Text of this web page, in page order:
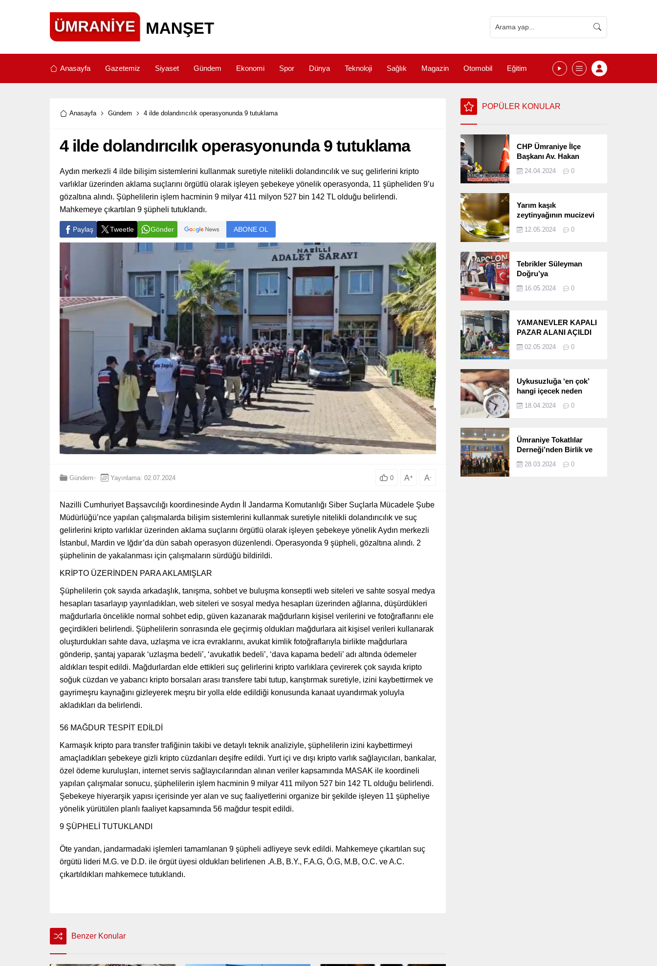
Anasayfa Gazetemiz Siyaset Gündem Ekonomi Spor Dünya Teknoloji Sağlık Magazin Otomobil Eğitim
Anasayfa Gündem 4 ilde dolandırıcılık operasyonunda 9 tutuklama
4 ilde dolandırıcılık operasyonunda 9 tutuklama
Aydın merkezli 4 ilde bilişim sistemlerini kullanmak suretiyle nitelikli dolandırıcılık ve suç gelirlerini kripto
varlıklar üzerinden aklama suçlarını örgütlü olarak işleyen şebekeye yönelik operasyonda, 11 şüpheliden 9’u
gözaltına alındı. Şüphelilerin işlem hacminin 9 milyar 411 milyon 527 bin 142 TL olduğu belirlendi.
Mahkemeye çıkartılan 9 şüpheli tutuklandı.
Paylaş Tweetle Gönder ABONE OL
Gündem Yayınlama: 02.07.2024 0 A+ A-
Nazilli Cumhuriyet Başsavcılığı koordinesinde Aydın İl Jandarma Komutanlığı Siber Suçlarla Mücadele Şube
Müdürlüğü’nce yapılan çalışmalarda bilişim sistemlerini kullanmak suretiyle nitelikli dolandırıcılık ve suç
gelirlerini kripto varlıklar üzerinden aklama suçlarını örgütlü olarak işleyen şebekeye yönelik Aydın merkezli
İstanbul, Mardin ve Iğdır’da dün sabah operasyon düzenlendi. Operasyonda 9 şüpheli, gözaltına alındı. 2
şüphelinin de yakalanması için çalışmaların sürdüğü bildirildi.
KRİPTO ÜZERİNDEN PARA AKLAMIŞLAR
Şüphelilerin çok sayıda arkadaşlık, tanışma, sohbet ve buluşma konseptli web siteleri ve sahte sosyal medya
hesapları tasarlayıp yayınladıkları, web siteleri ve sosyal medya hesapları üzerinden ağlarına, düşürdükleri
mağdurlarla öncelikle normal sohbet edip, güven kazanarak mağdurların kişisel verilerini ve fotoğraflarını ele
geçirdikleri belirlendi. Şüphelilerin sonrasında ele geçirmiş oldukları mağdurlara ait kişisel verileri kullanarak
oluşturdukları sahte dava, uzlaşma ve icra evraklarını, avukat kimlik fotoğraflarıyla birlikte mağdurlara
gönderip, şantaj yaparak ‘uzlaşma bedeli’, ‘avukatlık bedeli’, ‘dava kapama bedeli’ adı altında ödemeler
aldıkları tespit edildi. Mağdurlardan elde ettikleri suç gelirlerini kripto varlıklara çevirerek çok sayıda kripto
soğuk cüzdan ve yabancı kripto borsaları arası transfere tabi tutup, karıştırmak suretiyle, izini kaybettirmek ve
gayrimeşru kaynağını gizleyerek meşru bir yolla elde edildiği konusunda kanaat uyandırmak yoluyla
akladıkları da belirlendi.
56 MAĞDUR TESPİT EDİLDİ
Karmaşık kripto para transfer trafiğinin takibi ve detaylı teknik analiziyle, şüphelilerin izini kaybettirmeyi
amaçladıkları şebekeye gizli kripto cüzdanları deşifre edildi. Yurt içi ve dışı kripto varlık sağlayıcıları, bankalar,
özel ödeme kuruluşları, internet servis sağlayıcılarından alınan veriler kapsamında MASAK ile koordineli
yapılan çalışmalar sonucu, şüphelilerin işlem hacminin 9 milyar 411 milyon 527 bin 142 TL olduğu belirlendi.
Şebekeye hiyerarşik yapısı içerisinde yer alan ve suç faaliyetlerini organize bir şekilde işleyen 11 şüpheliye
yönelik yürütülen planlı faaliyet kapsamında 56 mağdur tespit edildi.
9 ŞÜPHELİ TUTUKLANDI
Öte yandan, jandarmadaki işlemleri tamamlanan 9 şüpheli adliyeye sevk edildi. Mahkemeye çıkartılan suç
örgütü lideri M.G. ve D.D. ile örgüt üyesi oldukları belirlenen .A.B, B.Y., F.A.G, Ö.G, M.B, O.C. ve A.C.
çıkartıldıkları mahkemece tutuklandı.
Benzer Konular
POPÜLER KONULAR
CHP Ümraniye İlçe
Başkanı Av. Hakan
Seçimlerini
24.04.2024 0
Yarım kaşık
zeytinyağının mucizevi
12.05.2024 0
Tebrikler Süleyman
Doğru’ya
16.05.2024 0
YAMANEVLER KAPALI
PAZAR ALANI AÇILDI
02.05.2024 0
Uykusuzluğa ‘en çok’
hangi içecek neden
18.04.2024 0
Ümraniye Tokatlılar
Derneği’nden Birlik ve
Programı
28.03.2024 0